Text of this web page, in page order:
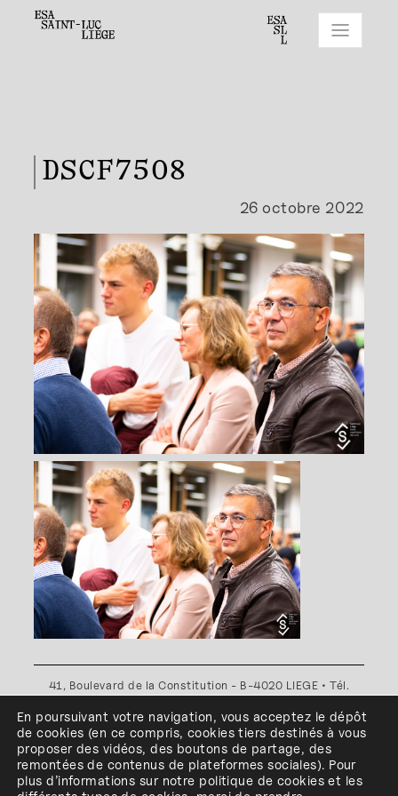
DSCF7508
26 octobre 2022
41, Boulevard de la Constitution - B-4020 LIEGE • Tél.
Plan d'accès•Politique de confidentialité•Politique de
cookies•Conditions générales
l'ESA Saint-Luc Liège est membre du
En poursuivant votre navigation, vous acceptez le dépôt
de cookies (en ce compris, cookiestiers destinés à vous
proposer des vidéos, des boutons de partage, des
remontées de contenus de plateformes sociales). Pour
plus d’informations sur notre politique de cookies et les